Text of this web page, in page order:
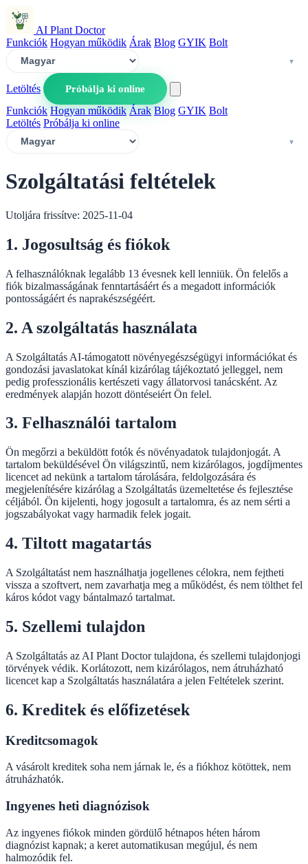
AI Plant Doctor
Funkciók Hogyan működik Árak Blog GYIK Bolt
Letöltés
Próbálja ki online
Funkciók Hogyan működik Árak Blog GYIK Bolt
Letöltés Próbálja ki online
Szolgáltatási feltételek
Utoljára frissítve: 2025-11-04
1. Jogosultság és fiókok
A felhasználóknak legalább 13 évesnek kell lenniük. Ön felelős a
fiók bizalmasságának fenntartásáért és a megadott információk
pontosságáért és naprakészségéért.
2. A szolgáltatás használata
A Szolgáltatás AI-támogatott növényegészségügyi információkat és
gondozási javaslatokat kínál kizárólag tájékoztató jelleggel, nem
pedig professzionális kertészeti vagy állatorvosi tanácsként. Az
eredmények alapján hozott döntéseiért Ön felel.
3. Felhasználói tartalom
Ön megőrzi a beküldött fotók és növényadatok tulajdonjogát. A
tartalom beküldésével Ön világszintű, nem kizárólagos, jogdíjmentes
licencet ad nekünk a tartalom tárolására, feldolgozására és
megjelenítésére kizárólag a Szolgáltatás üzemeltetése és fejlesztése
céljából. Ön kijelenti, hogy jogosult a tartalomra, és az nem sérti a
jogszabályokat vagy harmadik felek jogait.
4. Tiltott magatartás
A Szolgáltatást nem használhatja jogellenes célokra, nem fejtheti
vissza a szoftvert, nem zavarhatja meg a működést, és nem tölthet fel
káros kódot vagy bántalmazó tartalmat.
5. Szellemi tulajdon
A Szolgáltatás az AI Plant Doctor tulajdona, és szellemi tulajdonjogi
törvények védik. Korlátozott, nem kizárólagos, nem átruházható
licencet kap a Szolgáltatás használatára a jelen Feltételek szerint.
6. Kreditek és előfizetések
Kreditcsomagok
A vásárolt kreditek soha nem járnak le, és a fiókhoz kötöttek, nem
átruházhatók.
Ingyenes heti diagnózisok
Az ingyenes fiókok minden gördülő hétnapos héten három
diagnózist kapnak; a keret automatikusan megújul, és nem
halmozódik fel.